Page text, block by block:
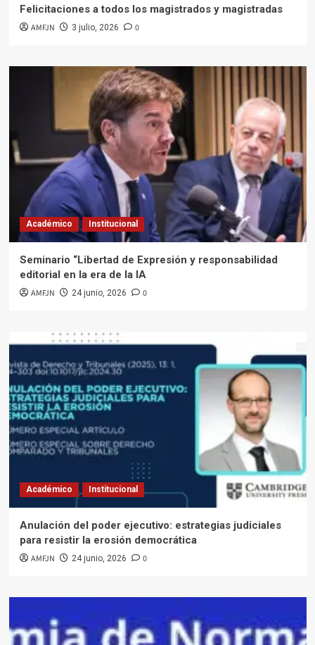
Felicitaciones a todos los magistrados y magistradas
AMFJN 3 julio, 2026 0
Académico Institucional
Seminario “Libertad de Expresión y responsabilidad
editorial en la era de la IA
AMFJN 24 junio, 2026 0
Académico Institucional
Anulación del poder ejecutivo: estrategias judiciales
para resistir la erosión democrática
AMFJN 24 junio, 2026 0